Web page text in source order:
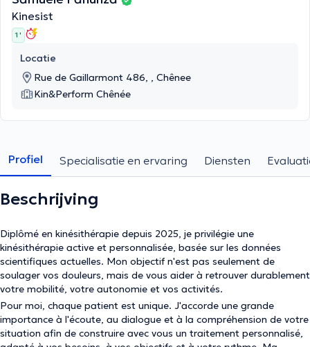
Kinesist
1 '
Locatie
Rue de Gaillarmont 486, , Chênee
Kin&Perform Chênée
Profiel Specialisatie en ervaring Diensten
Beschrijving
Diplômé en kinésithérapie depuis 2025, je privilégie une
kinésithérapie active et personnalisée, basée sur les données
scientifiques actuelles. Mon objectif n'est pas seulement de
soulager vos douleurs, mais de vous aider à retrouver durablement
votre mobilité, votre autonomie et vos activités.
Pour moi, chaque patient est unique. J'accorde une grande
importance à l'écoute, au dialogue et à la compréhension de votre
situation afin de construire avec vous un traitement personnalisé,